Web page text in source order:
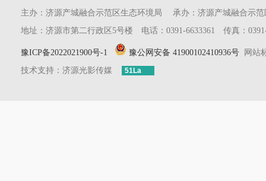
主办：济源产城融合示范区生态环境局 承办：济源产城融合
地址：济源市第二行政区5号楼 电话：0391-6633361 传真：
豫ICP备2022021900号-1 豫公网安备 41900102410936号 网站
技术支持：济源光影传媒
51La